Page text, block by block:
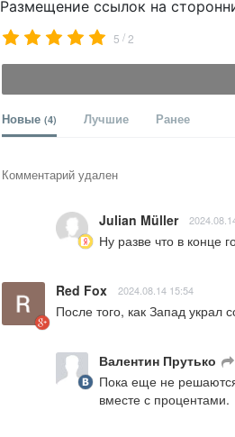
Размещение ссылок на
5 /2
Новые (4) Лучшие Ранее
Комментарий удален
Julian Müller
Ну разве что в конце
Red Fox 2024.08.14 15:54
После того, как Запад украл
Валентин Прутько
Пока еще не решаются
вместе с процентами.